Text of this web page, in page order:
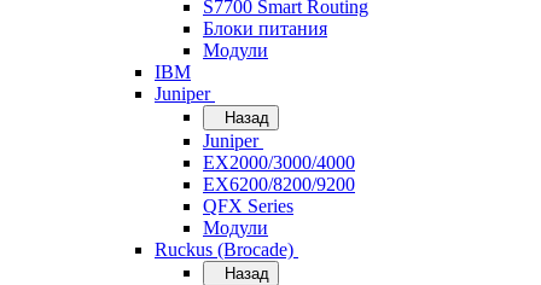
S7700 Smart Routing
Блоки питания
Модули
IBM
Juniper
Назад
Juniper
EX2000/3000/4000
EX6200/8200/9200
QFX Series
Модули
Ruckus (Brocade)
Назад